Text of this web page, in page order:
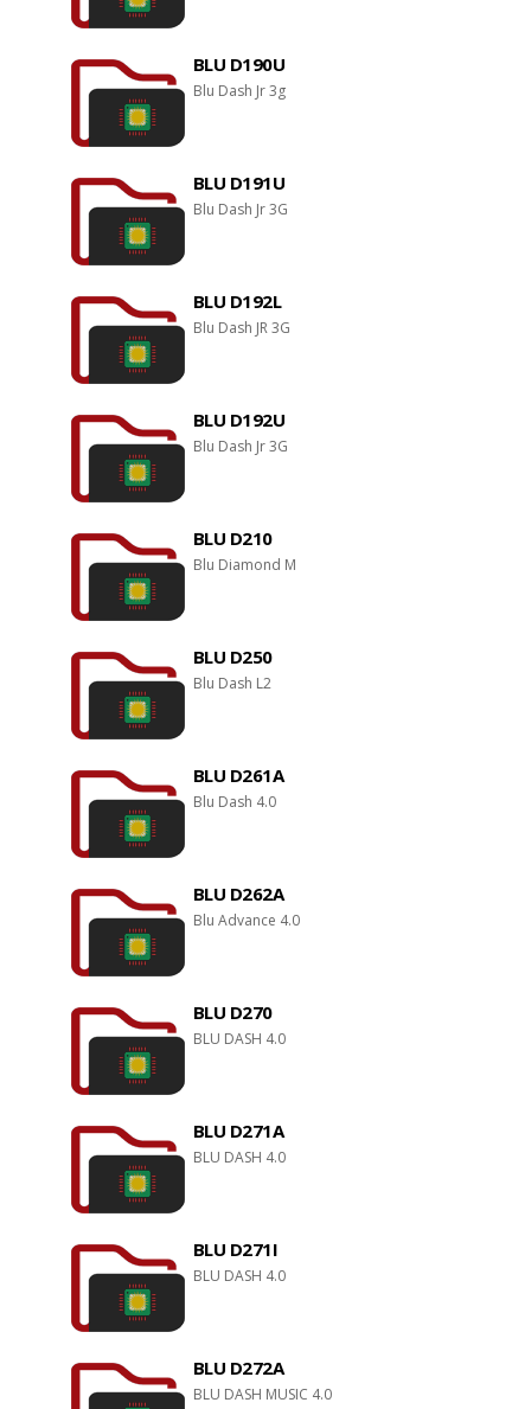
BLU D190U
Blu Dash Jr 3g
BLU D191U
Blu Dash Jr 3G
BLU D192L
Blu Dash JR 3G
BLU D192U
Blu Dash Jr 3G
BLU D210
Blu Diamond M
BLU D250
Blu Dash L2
BLU D261A
Blu Dash 4.0
BLU D262A
Blu Advance 4.0
BLU D270
BLU DASH 4.0
BLU D271A
BLU DASH 4.0
BLU D271I
BLU DASH 4.0
BLU D272A
BLU DASH MUSIC 4.0